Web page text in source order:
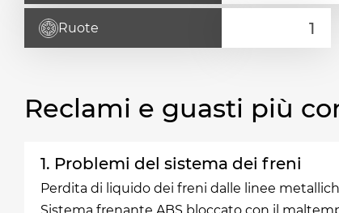
Ruote
Reclami e guasti più
1. Problemi del sistema dei freni
Perdita di liquido dei freni dalle linee